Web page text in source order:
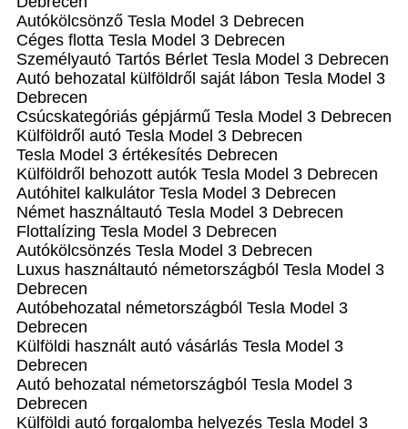
Autókölcsönző Tesla Model 3 Debrecen
Céges flotta Tesla Model 3 Debrecen
Személyautó Tartós Bérlet Tesla Model 3 Debrecen
Autó behozatal külföldről saját lábon Tesla Model 3
Debrecen
Csúcskategóriás gépjármű Tesla Model 3 Debrecen
Külföldről autó Tesla Model 3 Debrecen
Tesla Model 3 értékesítés Debrecen
Külföldről behozott autók Tesla Model 3 Debrecen
Autóhitel kalkulátor Tesla Model 3 Debrecen
Német használtautó Tesla Model 3 Debrecen
Flottalízing Tesla Model 3 Debrecen
Autókölcsönzés Tesla Model 3 Debrecen
Luxus használtautó németországból Tesla Model 3
Debrecen
Autóbehozatal németországból Tesla Model 3
Debrecen
Külföldi használt autó vásárlás Tesla Model 3
Debrecen
Autó behozatal németországból Tesla Model 3
Debrecen
Külföldi autó forgalomba helyezés Tesla Model 3